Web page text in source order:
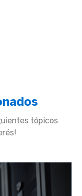
tópicos